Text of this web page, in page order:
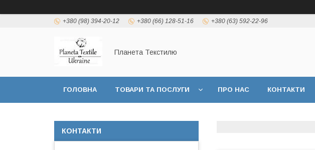
+380 (98) 394-20-12 +380 (66) 128-51-16 +380 (63) 592-22-96
Планета Текстилю
ГОЛОВНА ТОВАРИ ТА ПОСЛУГИ ПРО НАС КОНТАКТИ
КОНТАКТИ